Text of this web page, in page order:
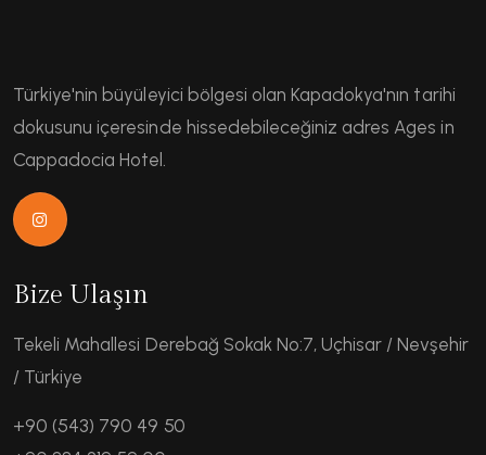
Türkiye'nin büyüleyici bölgesi olan Kapadokya'nın tarihi
dokusunu içeresinde hissedebileceğiniz adres Ages in
Cappadocia Hotel.
Bize Ulaşın
Tekeli Mahallesi Derebağ Sokak No:7, Uçhisar / Nevşehir
/ Türkiye
+90 (543) 790 49 50